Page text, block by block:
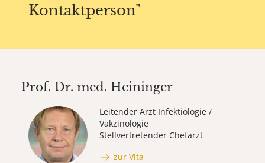
Kontaktperson"
Prof. Dr. med. Heininger
Leitender Arzt Infektiologie /
Vakzinologie
Stellvertretender Chefarzt
zur Vita